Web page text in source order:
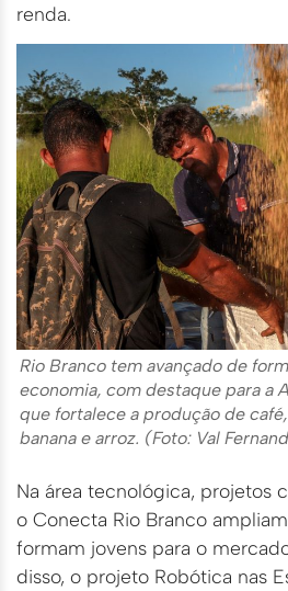
renda.
Rio Branco tem avançado de
economia, com destaque para a
que fortalece a produção de
banana e arroz. (Foto: Val
Na área tecnológica, projetos
o Conecta Rio Branco
formam jovens para o
disso, o projeto Robótica nas